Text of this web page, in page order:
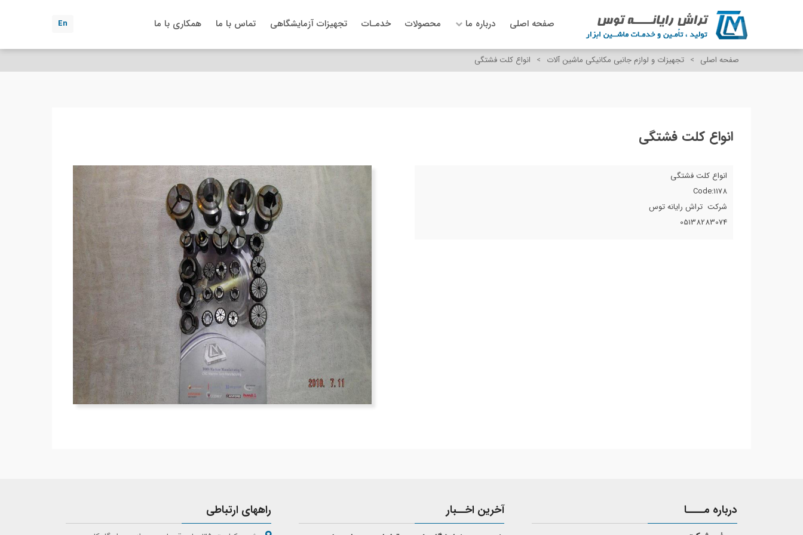
En صفحه اصلی درباره ما محصولات خدمـات تجهیزات آزمایشگاهی تماس با ما همکاری با ما
صفحه اصلی > تجهیزات و لوازم جانبی مکانیکی ماشین آلات > انواع کلت فشتگی
انواع کلت فشتگی
انواع کلت فشتگی
Code:1178
شرکت تراش رایانه توس
05138283074
درباره مــــا آخرین اخــبار راههای ارتباطی